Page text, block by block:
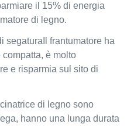
400 1500
1.5*1.0*1.12.1*1.1*1.3
il 15% di energia
di legno.
segatura Il frantumatore ha
è molto
e risparmia sul sito di
di legno sono
hanno una lunga durata